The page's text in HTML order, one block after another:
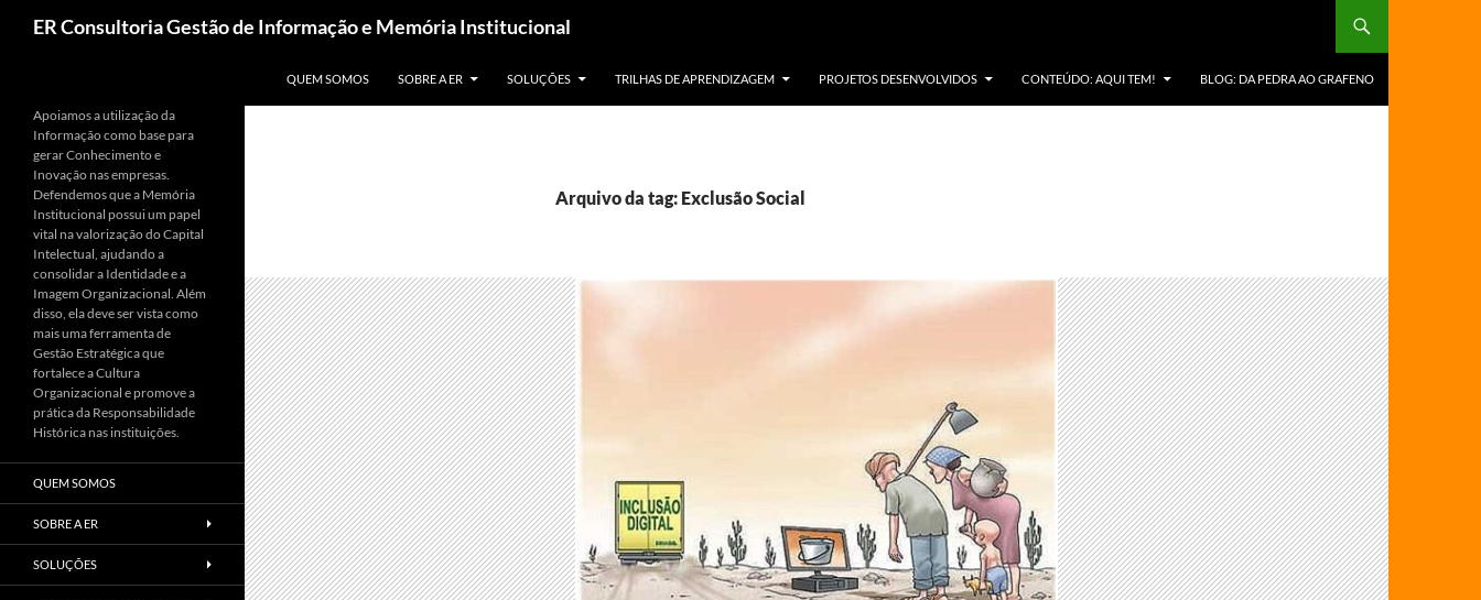
ER Consultoria Gestão de Informação e Memória Institucional
QUEM SOMOS
SOBRE A ER SOLUÇÕES TRILHAS DE APRENDIZAGEM PROJETOS DESENVOLVIDOS CONTEÚDO: AQUI TEM! BLOG: DA PEDRA AO GRAFENO
Arquivo da tag: Exclusão Social
Apoiamos a utilização da
Informação como base para
gerar Conhecimento e
Inovação nas empresas.
Defendemos que a Memória
Institucional possui um papel
vital na valorização do Capital
Intelectual, ajudando a
consolidar a Identidade e a
Imagem Organizacional. Além
disso, ela deve ser vista como
mais uma ferramenta de
Gestão Estratégica que
fortalece a Cultura
Organizacional e promove a
prática da Responsabilidade
Histórica nas instituições.
QUEM SOMOS
SOBRE A ER
SOLUÇÕES